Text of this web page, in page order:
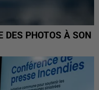
DES PHOTOS À SON